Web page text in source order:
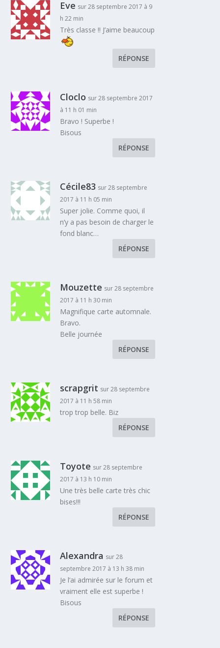
Eve sur 28 septembre 2017 à 9
h 22 min
Très classe !! J’aime beaucoup
RÉPONSE
Cloclo sur 28 septembre 2017
à 11 h 01 min
Bravo ! Superbe !
Bisous
RÉPONSE
Cécile83 sur 28 septembre
2017 à 11 h 05 min
Super jolie. Comme quoi, il
n’y a pas besoin de charger le
fond blanc…
RÉPONSE
Mouzette sur 28 septembre
2017 à 11 h 30 min
Magnifique carte automnale.
Bravo.
Belle journée
RÉPONSE
scrapgrit sur 28 septembre
2017 à 11 h 58 min
trop trop belle. Biz
RÉPONSE
Toyote sur 28 septembre
2017 à 13 h 10 min
Une très belle carte très chic
bises!!!
RÉPONSE
Alexandra sur 28
septembre 2017 à 13 h 38 min
Je l’ai admirée sur le forum et
vraiment elle est superbe !
Bisous
RÉPONSE